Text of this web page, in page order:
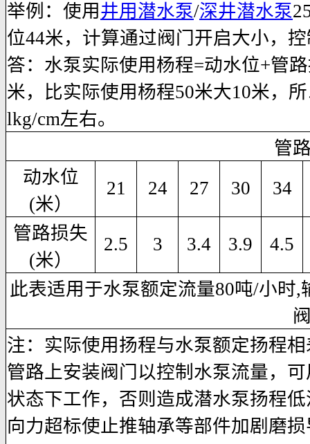
举例：使用 井用潜水泵/深井潜水泵
位44米，计算通过阀门开启大小，
答：水泵实际使用杨程=动水位+管
米，比实际使用杨程50米大10米，
lkg/cm左右。
管
动水位
(米）
21 24 27 30 34
管路损失
(米）
2.5 3 3.4 3.9 4.5
此表适用于水泵额定流量80吨/小时
注：实际使用扬程与水泵额定扬程
管路上安装阀门以控制水泵流量，
状态下工作，否则造成潜水泵扬程
向力超标使止推轴承等部件加剧磨